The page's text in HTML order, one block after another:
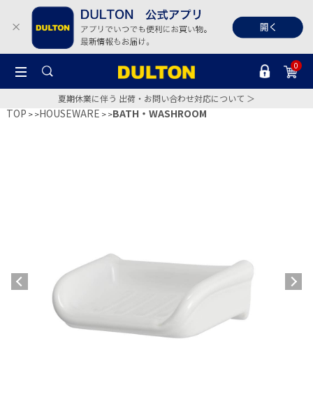
0
夏期休業に伴う 出荷・お問い合わせ対応について ＞
TOP >HOUSEWARE >BATH・WASHROOM